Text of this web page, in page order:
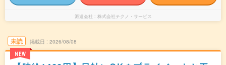
派遣会社 株式会社テクノ・サービス
未読
NEW
掲載日 2026/08/08